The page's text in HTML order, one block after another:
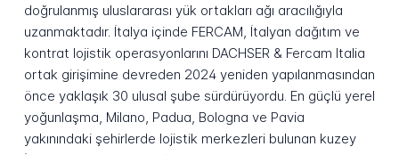
doğrulanmış uluslararası yük ortakları ağı aracılığıyla
uzanmaktadır. İtalya içinde FERCAM, İtalyan dağıtım ve
kontrat lojistik operasyonlarını DACHSER & Fercam Italia
ortak girişimine devreden 2024 yeniden yapılanmasından
önce yaklaşık 30 ulusal şube sürdürüyordu. En güçlü yerel
yoğunlaşma, Milano, Padua, Bologna ve Pavia
yakınındaki şehirlerde lojistik merkezleri bulunan kuzey